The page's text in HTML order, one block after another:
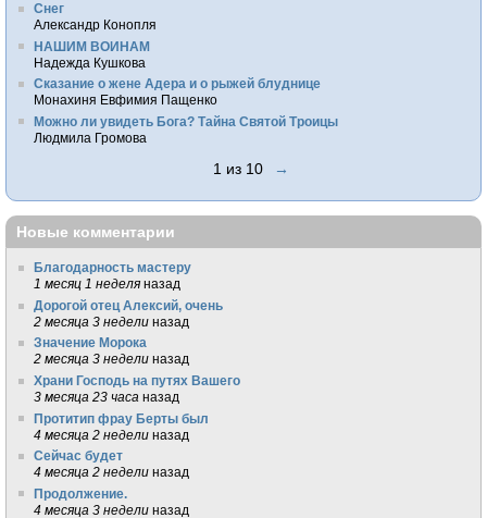
Снег
Александр Конопля
НАШИМ ВОИНАМ
Надежда Кушкова
Сказание о жене Адера и о рыжей блуднице
Монахиня Евфимия Пащенко
Можно ли увидеть Бога? Тайна Святой Троицы
Людмила Громова
1 из 10 →
Новые комментарии
Благодарность мастеру
1 месяц 1 неделя назад
Дорогой отец Алексий, очень
2 месяца 3 недели назад
Значение Морока
2 месяца 3 недели назад
Храни Господь на путях Вашего
3 месяца 23 часа назад
Протитип фрау Берты был
4 месяца 2 недели назад
Сейчас будет
4 месяца 2 недели назад
Продолжение.
4 месяца 3 недели назад